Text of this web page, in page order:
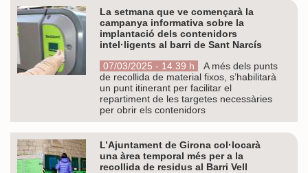
La setmana que ve començarà la
campanya informativa sobre la
implantació dels contenidors
intel·ligents al barri de Sant Narcís
07/03/2025 - 14.39 h
A més dels punts
de recollida de material fixos, s’habilitarà
un punt itinerant per facilitar el
repartiment de les targetes necessàries
per obrir els contenidors
L’Ajuntament de Girona col·locarà
una àrea temporal més per a la
recollida de residus al Barri Vell